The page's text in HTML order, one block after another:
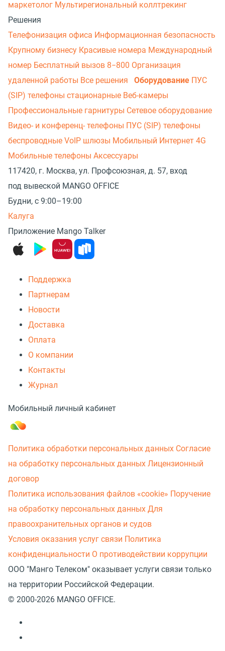
маркетолог Мультирегиональный коллтрекинг
Решения
Телефонизация офиса Информационная безопасность
Крупному бизнесу Красивые номера Международный
номер Бесплатный вызов 8−800 Организация
удаленной работы Все решения Оборудование ПУС
(SIP) телефоны стационарные Веб-камеры
Профессиональные гарнитуры Сетевое оборудование
Видео- и конференц- телефоны ПУС (SIP) телефоны
беспроводные VoIP шлюзы Мобильный Интернет 4G
Мобильные телефоны Аксессуары
117420, г. Москва, ул. Профсоюзная, д. 57, вход
под вывеской MANGO OFFICE
Будни, с 9:00–19:00
Калуга
Приложение Mango Talker
Поддержка
Партнерам
Новости
Доставка
Оплата
О компании
Контакты
Журнал
Мобильный личный кабинет
Политика обработки персональных данных Согласие
на обработку персональных данных Лицензионный
договор
Политика использования файлов «cookie» Поручение
на обработку персональных данных Для
правоохранительных органов и судов
Условия оказания услуг связи Политика
конфиденциальности О противодействии коррупции
ООО "Манго Телеком" оказывает услуги связи только
на территории Российской Федерации.
© 2000-2026 MANGO OFFICE.